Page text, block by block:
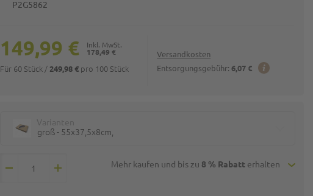
P2G5862
Versandkosten
Entsorgungsgebühr: 6,07 €
178,49 €
149,99 €
Für 60 Stück / 249,98 € pro 100 Stück
groß - 55x37,5x8cm,
Mehr kaufen und bis zu 8 % Rabatterhalten